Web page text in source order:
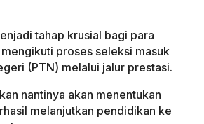
tahap krusial bagi para
proses seleksi masuk
(PTN) melalui jalur prestasi.
nantinya akan menentukan
melanjutkan pendidikan ke